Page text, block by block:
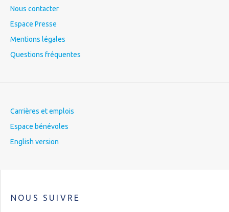
Nous contacter
Espace Presse
Mentions légales
Questions fréquentes
Carrières et emplois
Espace bénévoles
English version
NOUS SUIVRE